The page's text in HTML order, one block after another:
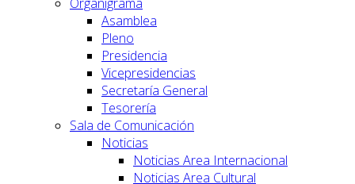
Asamblea
Pleno
Presidencia
Vicepresidencias
Secretaría General
Tesorería
Sala de Comunicación
Noticias
Noticias Area Internacional
Noticias Area Cultural